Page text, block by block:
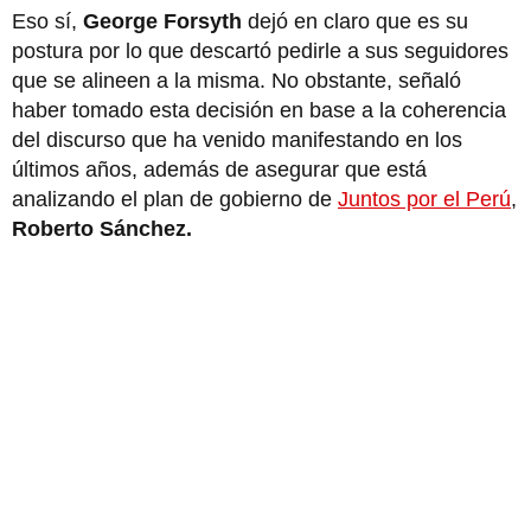
Eso sí, George Forsyth dejó en claro que es su
postura por lo que descartó pedirle a sus seguidores
que se alineen a la misma. No obstante, señaló
haber tomado esta decisión en base a la coherencia
del discurso que ha venido manifestando en los
últimos años, además de asegurar que está
analizando el plan de gobierno de Juntos por el Perú,
Roberto Sánchez.